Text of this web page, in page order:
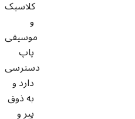
کلاسیک
و
موسیقی
پاپ
دسترسی
دارد و
به ذوق
پیر و